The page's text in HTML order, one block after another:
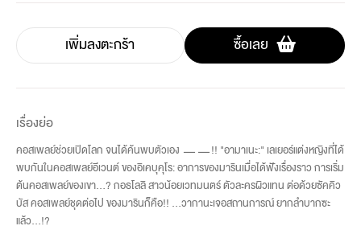
เพิ่มลงตะกร้า ซื้อเลย
เรื่องย่อ
คอสเพลย์ช่วยเปิดโลก จนได้ค้นพบตัวเอง ㅡㅡ!! "อามาเนะ:" เลเยอร์แต่งหญิงที่ได้
พบกันในคอสเพลย์อีเวนต์ ของอิเคบุคุโร: อาการของมารินเมื่อได้ฟังเรื่องราว การเริ่ม
ต้นคอสเพลย์ของเขา...? กอธโลลิ สาวน้อยเวทมนตร์ ตัวละครผิวแทน ต่อด้วยซัคคิว
บัส คอสเพลย์ชุดต่อไป ของมารินก็คือ!! ...วากานะเจอสถานการณ์ ยากลำบากซะ
แล้ว...!?